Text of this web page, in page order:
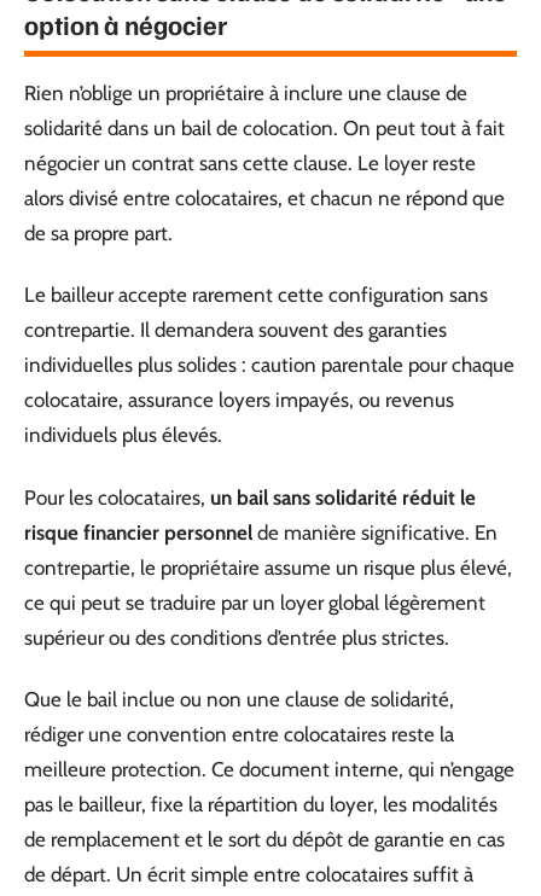
option à négocier
Rien n’oblige un propriétaire à inclure une clause de
solidarité dans un bail de colocation. On peut tout à fait
négocier un contrat sans cette clause. Le loyer reste
alors divisé entre colocataires, et chacun ne répond que
de sa propre part.
Le bailleur accepte rarement cette configuration sans
contrepartie. Il demandera souvent des garanties
individuelles plus solides : caution parentale pour chaque
colocataire, assurance loyers impayés, ou revenus
individuels plus élevés.
Pour les colocataires, un bail sans solidarité réduit le
risque financier personnel de manière significative. En
contrepartie, le propriétaire assume un risque plus élevé,
ce qui peut se traduire par un loyer global légèrement
supérieur ou des conditions d’entrée plus strictes.
Que le bail inclue ou non une clause de solidarité,
rédiger une convention entre colocataires reste la
meilleure protection. Ce document interne, qui n’engage
pas le bailleur, fixe la répartition du loyer, les modalités
de remplacement et le sort du dépôt de garantie en cas
de départ. Un écrit simple entre colocataires suffit à